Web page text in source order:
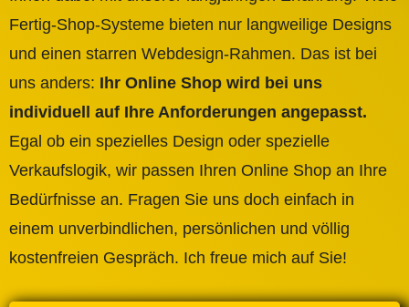
Fertig-Shop-Systeme bieten nur langweilige Designs
und einen starren Webdesign-Rahmen. Das ist bei
uns anders: Ihr Online Shop wird bei uns
individuell auf Ihre Anforderungen angepasst.
Egal ob ein spezielles Design oder spezielle
Verkaufslogik, wir passen Ihren Online Shop an Ihre
Bedürfnisse an. Fragen Sie uns doch einfach in
einem unverbindlichen, persönlichen und völlig
kostenfreien Gespräch. Ich freue mich auf Sie!